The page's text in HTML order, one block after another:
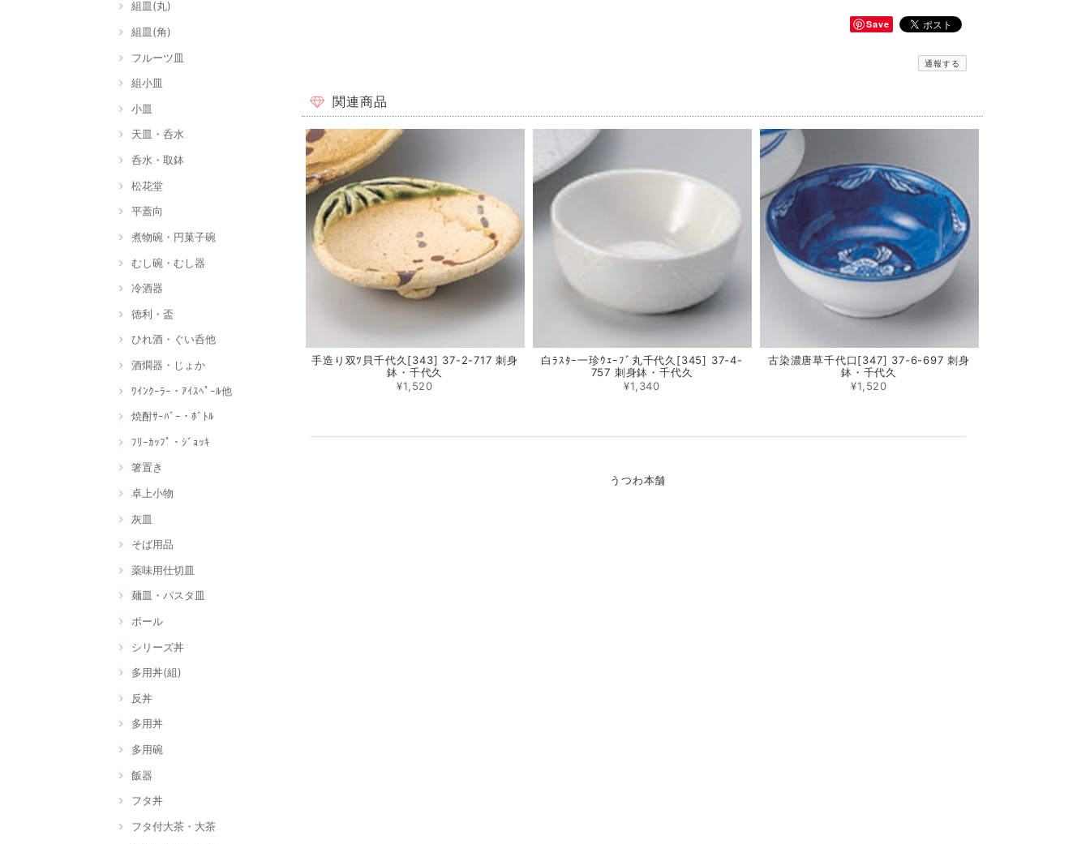
組皿(丸)
組皿(角)
フルーツ皿
組小皿
小皿
天皿・呑水
呑水・取鉢
松花堂
平蓋向
煮物碗・円菓子碗
むし碗・むし器
冷酒器
徳利・盃
ひれ酒・ぐい呑他
酒燗器・じょか
ﾜｲﾝｸｰﾗｰ・ｱｲｽﾍﾟｰﾙ他
焼酎ｻｰﾊﾞｰ・ﾎﾞﾄﾙ
ﾌﾘｰｶｯﾌﾟ・ｼﾞｮｯｷ
箸置き
卓上小物
灰皿
そば用品
薬味用仕切皿
麺皿・パスタ皿
ボール
シリーズ丼
多用丼(組)
反丼
多用丼
多用碗
飯器
フタ丼
フタ付大茶・大茶
Save
通報する
関連商品
手造り双ﾂ貝千代久[343] 37-2-717 刺身
鉢・千代久
¥1,520
白ﾗｽﾀｰ一珍ｳｪｰﾌﾞ丸千代久[345] 37-4-
757 刺身鉢・千代久
¥1,340
古染濃唐草千代口[347] 37-6-697 刺身
鉢・千代久
¥1,520
うつわ本舗